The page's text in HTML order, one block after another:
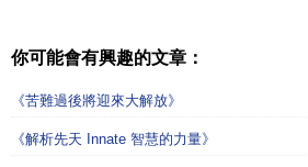
你可能會有興趣的文章：
《苦難過後將迎來大解放》
《解析先天 Innate 智慧的力量》